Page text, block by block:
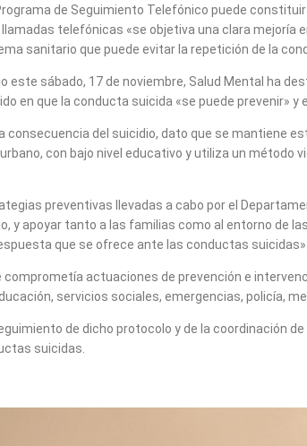
de Seguimiento Telefónico puede
telefónicas «se objetiva una clara mejoría
sanitario que puede evitar la repetición de la
este sábado, 17 de noviembre, Salud Mental ha
en que la conducta suicida «se puede prevenir»
del suicidio, dato que se mantiene
con bajo nivel educativo y utiliza un
preventivas llevadas a cabo por el
apoyar tanto a las familias como al entorno de
que se ofrece ante las conductas suicidas».
actuaciones de prevención e
servicios sociales, emergencias, policía,
de dicho protocolo y de la coordinación
suicidas.